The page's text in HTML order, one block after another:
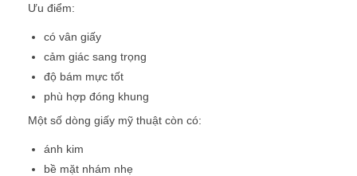
Ưu điểm:
có vân giấy
cảm giác sang trọng
độ bám mực tốt
phù hợp đóng khung
Một số dòng giấy mỹ thuật còn có:
ánh kim
bề mặt nhám nhẹ